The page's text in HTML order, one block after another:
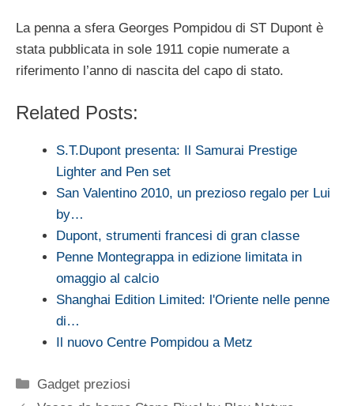
La penna a sfera Georges Pompidou di ST Dupont è
stata pubblicata in sole 1911 copie numerate a
riferimento l’anno di nascita del capo di stato.
Related Posts:
S.T.Dupont presenta: Il Samurai Prestige
Lighter and Pen set
San Valentino 2010, un prezioso regalo per Lui
by…
Dupont, strumenti francesi di gran classe
Penne Montegrappa in edizione limitata in
omaggio al calcio
Shanghai Edition Limited: l'Oriente nelle penne
di…
Il nuovo Centre Pompidou a Metz
Categorie
Gadget preziosi